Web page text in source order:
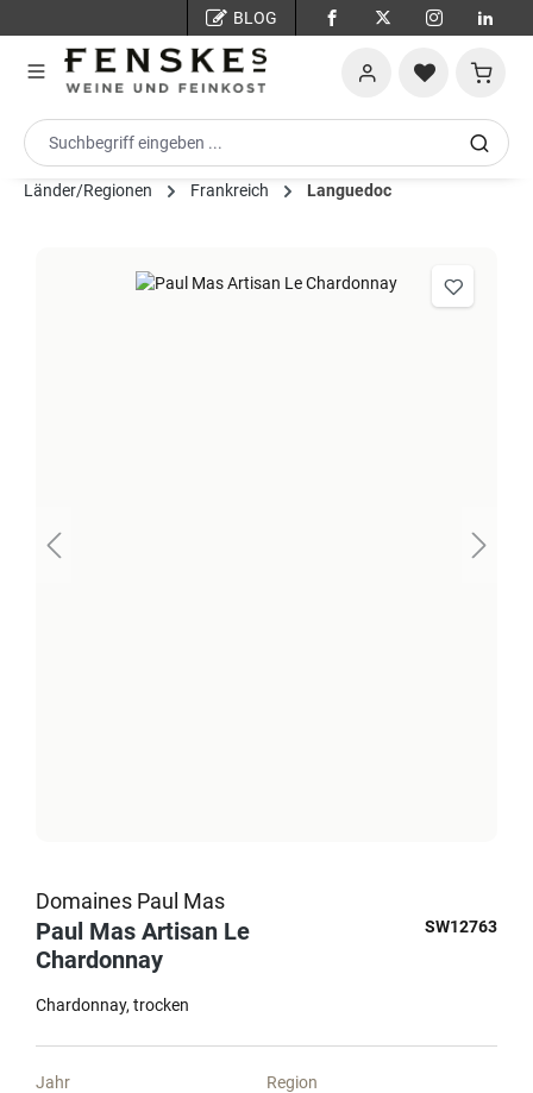
BLOG
Länder/Regionen Frankreich Languedoc
Domaines Paul Mas
Paul Mas Artisan Le
Chardonnay
SW12763
Chardonnay trocken
Jahr
Region